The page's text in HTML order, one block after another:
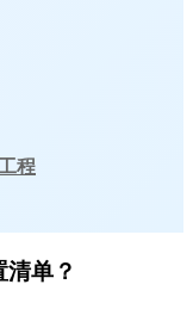
程
单？